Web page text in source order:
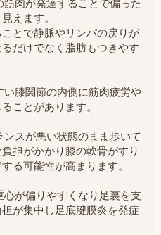
肉が発達することで偏った
えます。
とで静脈やリンパの戻りが
だけでなく脂肪もつきやす
膝関節の内側に筋肉疲労や
ことがあります。
スが悪い状態のまま歩いて
担がかかり膝の軟骨がすり
る可能性が高まります。
が偏りやすくなり足裏を支
が集中し足底腱膜炎を発症